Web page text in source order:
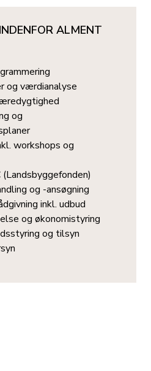
ALMENT
og værdianalyse
og
workshops og
og -ansøgning
inkl. udbud
og økonomistyring
og tilsyn